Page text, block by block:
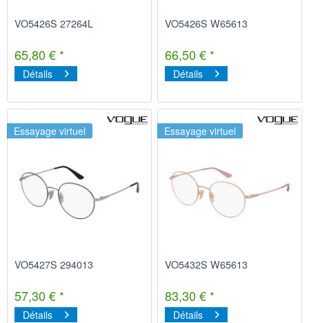
VO5426S 27264L
65,80 € *
Détails
VO5426S W65613
66,50 € *
Détails
Essayage virtuel
VO5427S 294013
57,30 € *
Détails
Essayage virtuel
VO5432S W65613
83,30 € *
Détails